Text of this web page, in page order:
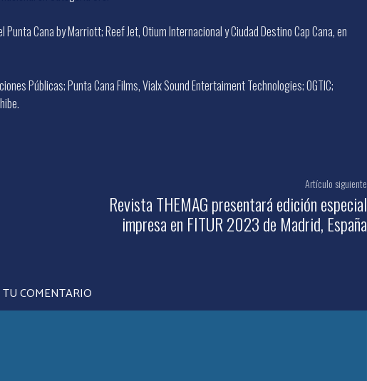
Cana by Marriott; Reef Jet, Otium Internacional y Ciudad Destino Cap Cana, en
Públicas; Punta Cana Films, Vialx Sound Entertaiment Technologies; OGTIC;
Artículo siguiente
Revista THEMAG presentará edición especial
impresa en FITUR 2023 de Madrid, España
COMENTARIO